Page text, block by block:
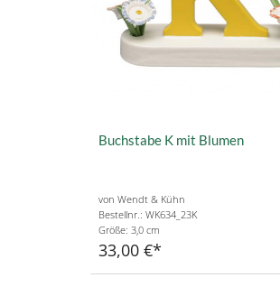
Buchstabe K mit Blumen
von Wendt & Kühn
Bestellnr.: WK634_23K
Größe: 3,0 cm
33,00 €